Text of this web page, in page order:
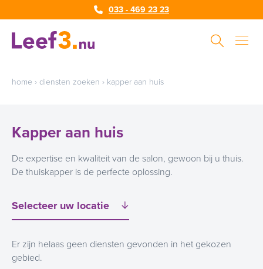
033 - 469 23 23
home › diensten zoeken › kapper aan huis
Kapper aan huis
De expertise en kwaliteit van de salon, gewoon bij u thuis.
De thuiskapper is de perfecte oplossing.
Er zijn helaas geen diensten gevonden in het gekozen
gebied.